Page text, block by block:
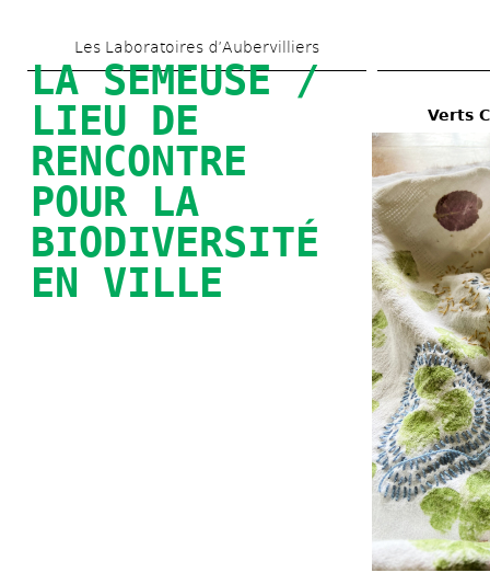
to
main
content
Les Laboratoires d’Aubervilliers
LA SEMEUSE /
LIEU DE
RENCONTRE
POUR LA
BIODIVERSITÉ
EN VILLE
Verts